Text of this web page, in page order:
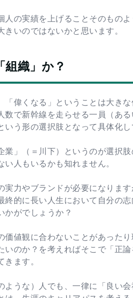
の実績を上げることそのもの
いのではないかと思います。
織」か？
偉くなる」ということは大き
で新幹線を走らせる一員（あ
う形の選択肢となって具体化し
」（＝川下）というのが選択
人もいるかも知れません。
力やブランドが必要になりま
的に長い人生において自分の
かがでしょうか？
値観に合わないことがあったり
のか？を考えればそこで「正論
ます。
うな）人でも、一律に「良い会